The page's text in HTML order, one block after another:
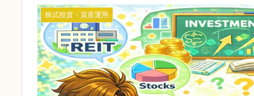
株式投資・資産運用